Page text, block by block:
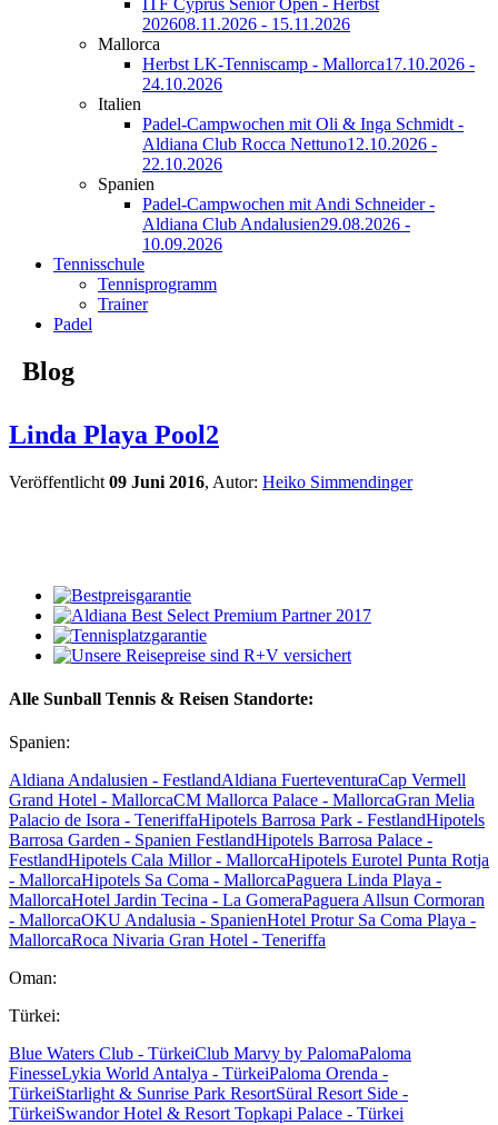
ITF Cyprus Senior Open - Herbst
202608.11.2026 - 15.11.2026
Mallorca
Herbst LK-Tenniscamp - Mallorca17.10.2026 -
24.10.2026
Italien
Padel-Campwochen mit Oli & Inga Schmidt -
Aldiana Club Rocca Nettuno12.10.2026 -
22.10.2026
Spanien
Padel-Campwochen mit Andi Schneider -
Aldiana Club Andalusien29.08.2026 -
10.09.2026
Tennisschule
Tennisprogramm
Trainer
Padel
Blog
Linda Playa Pool2
Veröffentlicht 09 Juni 2016, Autor: Heiko Simmendinger
Alle Sunball Tennis & Reisen Standorte:
Spanien:
Aldiana Andalusien - FestlandAldiana FuerteventuraCap Vermell
Grand Hotel - MallorcaCM Mallorca Palace - MallorcaGran Melia
Palacio de Isora - TeneriffaHipotels Barrosa Park - FestlandHipotels
Barrosa Garden - Spanien FestlandHipotels Barrosa Palace -
FestlandHipotels Cala Millor - MallorcaHipotels Eurotel Punta Rotja
- MallorcaHipotels Sa Coma - MallorcaPaguera Linda Playa -
MallorcaHotel Jardin Tecina - La GomeraPaguera Allsun Cormoran
- MallorcaOKU Andalusia - SpanienHotel Protur Sa Coma Playa -
MallorcaRoca Nivaria Gran Hotel - Teneriffa
Oman:
Türkei:
Blue Waters Club - TürkeiClub Marvy by PalomaPaloma
FinesseLykia World Antalya - TürkeiPaloma Orenda -
TürkeiStarlight & Sunrise Park ResortSüral Resort Side -
TürkeiSwandor Hotel & Resort Topkapi Palace - Türkei